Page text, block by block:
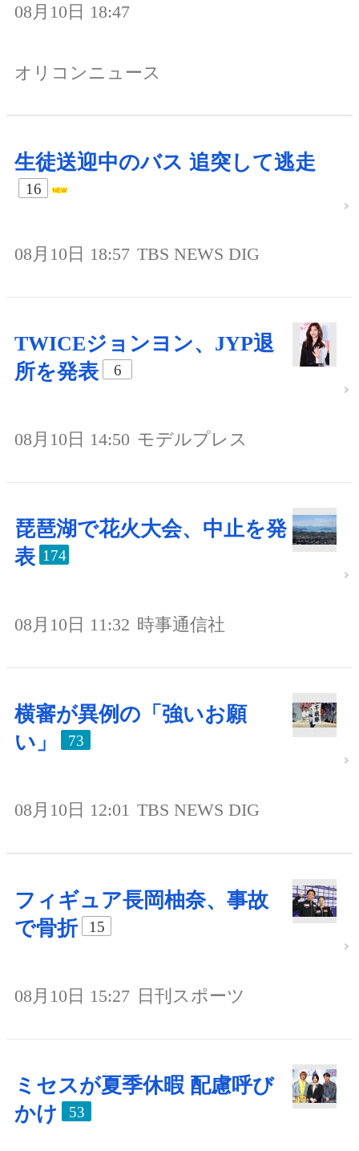
08月10日 18:47
オリコンニュース
生徒送迎中のバス 追突して逃走
16
08月10日 18:57 TBS NEWS DIG
TWICEジョンヨン、JYP退
所を発表
6
08月10日 14:50 モデルプレス
琵琶湖で花火大会、中止を発
表 174
08月10日 11:32 時事通信社
横審が異例の「強いお願
い」
73
08月10日 12:01 TBS NEWS DIG
フィギュア長岡柚奈、事故
で骨折
15
08月10日 15:27 日刊スポーツ
ミセスが夏季休暇 配慮呼び
かけ
53